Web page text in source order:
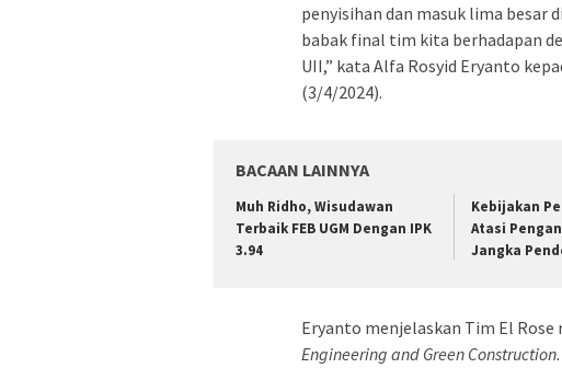
penyisihan dan masuk lima besar
babak final tim kita berhadapan
UII,” kata Alfa Rosyid Eryanto
(3/4/2024).
BACAAN LAINNYA
Muh Ridho, Wisudawan
Terbaik FEB UGM Dengan IPK
3.94
Kebijakan
Atasi
Jangka
Eryanto menjelaskan Tim El
Engineering and Green Construction.